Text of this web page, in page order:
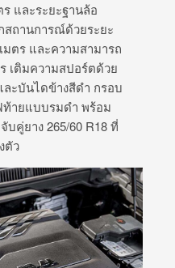
และระยะฐานล้อ
สถานการณ์ด้วยระยะ
มตร และความสามารถ
เติมความสปอร์ตด้วย
ละบันไดข้างสีดำ กรอบ
ายแบบรมดำ พร้อม
คู่ยาง 265/60 R18 ที่
ตัว